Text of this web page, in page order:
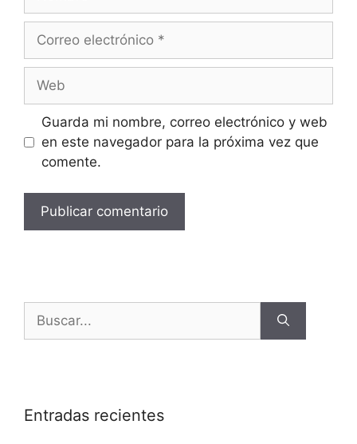
Guarda mi nombre, correo electrónico y web
en este navegador para la próxima vez que
comente.
Entradas recientes